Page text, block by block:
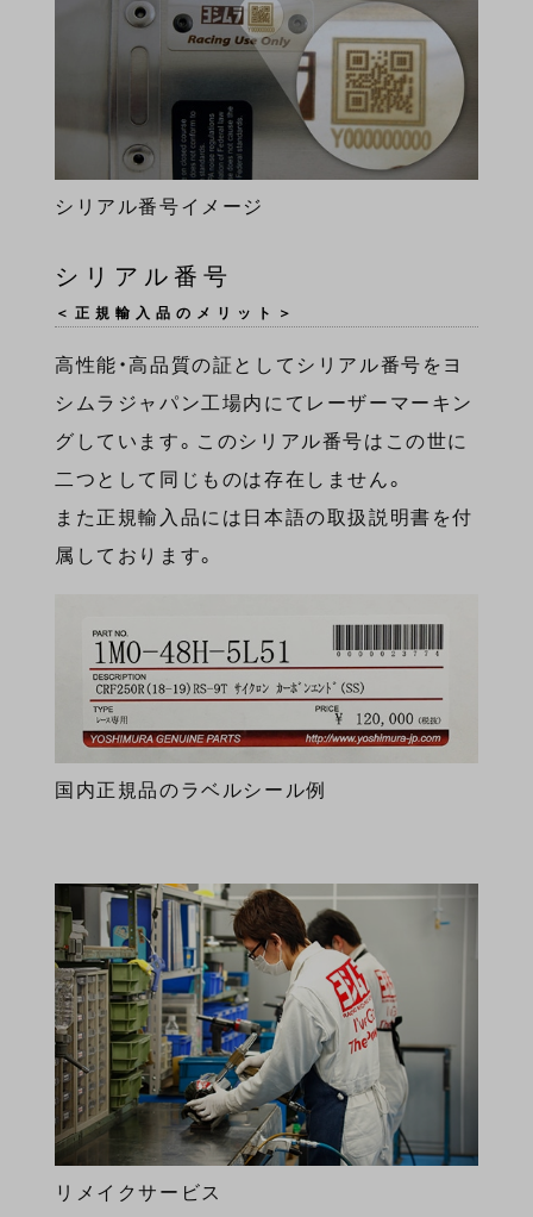
シリアル番号イメージ
シリアル番号
＜正規輸入品のメリット＞
高性能・高品質の証としてシリアル番号をヨ
シムラジャパン工場内にてレーザーマーキン
グしています。このシリアル番号はこの世に
二つとして同じものは存在しません。
また正規輸入品には日本語の取扱説明書を付
属しております。
国内正規品のラベルシール例
リメイクサービス